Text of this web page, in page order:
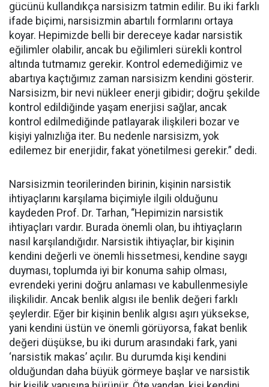
gücünü kullandıkça narsisizm tatmin edilir. Bu iki farklı
ifade biçimi, narsisizmin abartılı formlarını ortaya
koyar. Hepimizde belli bir dereceye kadar narsistik
eğilimler olabilir, ancak bu eğilimleri sürekli kontrol
altında tutmamız gerekir. Kontrol edemediğimiz ve
abartıya kaçtığımız zaman narsisizm kendini gösterir.
Narsisizm, bir nevi nükleer enerji gibidir; doğru şekilde
kontrol edildiğinde yaşam enerjisi sağlar, ancak
kontrol edilmediğinde patlayarak ilişkileri bozar ve
kişiyi yalnızlığa iter. Bu nedenle narsisizm, yok
edilemez bir enerjidir, fakat yönetilmesi gerekir.” dedi.
Narsisizmin teorilerinden birinin, kişinin narsistik
ihtiyaçlarını karşılama biçimiyle ilgili olduğunu
kaydeden Prof. Dr. Tarhan, “Hepimizin narsistik
ihtiyaçları vardır. Burada önemli olan, bu ihtiyaçların
nasıl karşılandığıdır. Narsistik ihtiyaçlar, bir kişinin
kendini değerli ve önemli hissetmesi, kendine saygı
duyması, toplumda iyi bir konuma sahip olması,
evrendeki yerini doğru anlaması ve kabullenmesiyle
ilişkilidir. Ancak benlik algısı ile benlik değeri farklı
şeylerdir. Eğer bir kişinin benlik algısı aşırı yüksekse,
yani kendini üstün ve önemli görüyorsa, fakat benlik
değeri düşükse, bu iki durum arasındaki fark, yani
‘narsistik makas’ açılır. Bu durumda kişi kendini
olduğundan daha büyük görmeye başlar ve narsistik